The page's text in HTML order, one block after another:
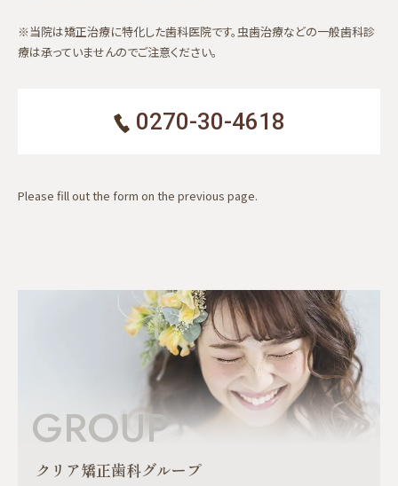
※当院は矯正治療に特化した歯科医院です。虫歯治療などの一般歯科診
療は承っていませんのでご注意ください。
0270-30-4618
Please fill out the form on the previous page.
GROUP
クリア矯正歯科グループ